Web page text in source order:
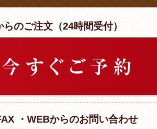
らのご注文（24時間受付）
・WEBからのお問い合わせ